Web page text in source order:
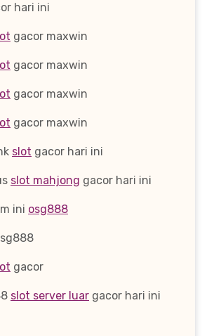
hari ini
gacor maxwin
gacor maxwin
gacor maxwin
gacor maxwin
slot gacor hari ini
slot mahjong gacor hari ini
ini osg888
gacor
slot server luar gacor hari ini